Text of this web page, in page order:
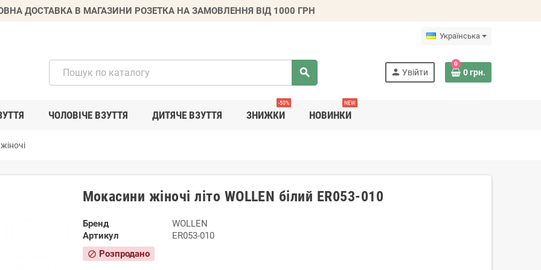
ДОСТАВКА В МАГАЗИНИ РОЗЕТКА НА ЗАМОВЛЕННЯ ВІД 1000 ГРН
Українська
search person Увійти
0
0 грн.
ЧОЛОВІЧЕ ВЗУТТЯ ДИТЯЧЕ ВЗУТТЯ ЗНИЖКИ
-50%
НОВИНКИ
NEW
Мокасини жіночі літо WOLLEN білий ER053-010
Бренд
WOLLEN
Артикул
ER053-010
block Розпродано